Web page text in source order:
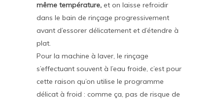
même température, et on laisse refroidir
dans le bain de rinçage progressivement
avant d’essorer délicatement et d’étendre à
plat.
Pour la machine à laver, le rinçage
s’effectuant souvent à l’eau froide, c’est pour
cette raison qu’on utilise le programme
délicat à froid : comme ça, pas de risque de